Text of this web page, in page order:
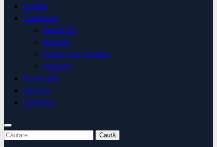
Acasă
Categorii
Reportaj
Noutăți
Oldies but Goldies
Podcast
Portofoliu
Despre
Contact
Caută